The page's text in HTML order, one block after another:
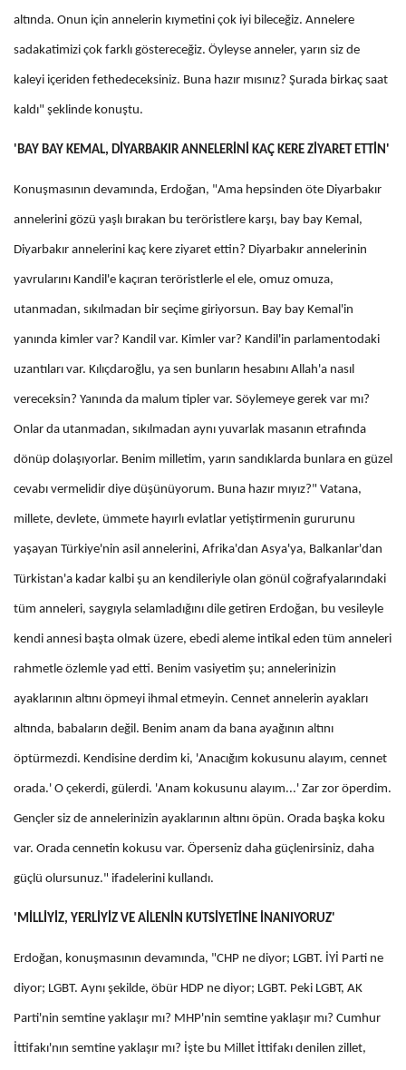
altında. Onun için annelerin kıymetini çok iyi bileceğiz. Annelere
sadakatimizi çok farklı göstereceğiz. Öyleyse anneler, yarın siz de
kaleyi içeriden fethedeceksiniz. Buna hazır mısınız? Şurada birkaç saat
kaldı" şeklinde konuştu.
'BAY BAY KEMAL, DİYARBAKIR ANNELERİNİ KAÇ KERE ZİYARET ETTİN'
Konuşmasının devamında, Erdoğan, "Ama hepsinden öte Diyarbakır
annelerini gözü yaşlı bırakan bu teröristlere karşı, bay bay Kemal,
Diyarbakır annelerini kaç kere ziyaret ettin? Diyarbakır annelerinin
yavrularını Kandil'e kaçıran teröristlerle el ele, omuz omuza,
utanmadan, sıkılmadan bir seçime giriyorsun. Bay bay Kemal'in
yanında kimler var? Kandil var. Kimler var? Kandil'in parlamentodaki
uzantıları var. Kılıçdaroğlu, ya sen bunların hesabını Allah'a nasıl
vereceksin? Yanında da malum tipler var. Söylemeye gerek var mı?
Onlar da utanmadan, sıkılmadan aynı yuvarlak masanın etrafında
dönüp dolaşıyorlar. Benim milletim, yarın sandıklarda bunlara en güzel
cevabı vermelidir diye düşünüyorum. Buna hazır mıyız?" Vatana,
millete, devlete, ümmete hayırlı evlatlar yetiştirmenin gururunu
yaşayan Türkiye'nin asil annelerini, Afrika'dan Asya'ya, Balkanlar'dan
Türkistan'a kadar kalbi şu an kendileriyle olan gönül coğrafyalarındaki
tüm anneleri, saygıyla selamladığını dile getiren Erdoğan, bu vesileyle
kendi annesi başta olmak üzere, ebedi aleme intikal eden tüm anneleri
rahmetle özlemle yad etti. Benim vasiyetim şu; annelerinizin
ayaklarının altını öpmeyi ihmal etmeyin. Cennet annelerin ayakları
altında, babaların değil. Benim anam da bana ayağının altını
öptürmezdi. Kendisine derdim ki, 'Anacığım kokusunu alayım, cennet
orada.' O çekerdi, gülerdi. 'Anam kokusunu alayım...' Zar zor öperdim.
Gençler siz de annelerinizin ayaklarının altını öpün. Orada başka koku
var. Orada cennetin kokusu var. Öperseniz daha güçlenirsiniz, daha
güçlü olursunuz." ifadelerini kullandı.
'MİLLİYİZ, YERLİYİZ VE AİLENİN KUTSİYETİNE İNANIYORUZ'
Erdoğan, konuşmasının devamında, "CHP ne diyor; LGBT. İYİ Parti ne
diyor; LGBT. Aynı şekilde, öbür HDP ne diyor; LGBT. Peki LGBT, AK
Parti'nin semtine yaklaşır mı? MHP'nin semtine yaklaşır mı? Cumhur
İttifakı'nın semtine yaklaşır mı? İşte bu Millet İttifakı denilen zillet,